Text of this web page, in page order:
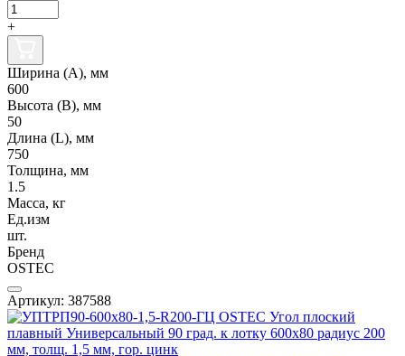
+
Ширина (А), мм
600
Высота (В), мм
50
Длина (L), мм
750
Толщина, мм
1.5
Масса, кг
Ед.изм
шт.
Бренд
OSTEC
Артикул: 387588